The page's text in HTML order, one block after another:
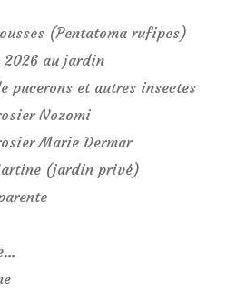
(Pentatoma rufipes)
2026 au jardin
pucerons et autres insectes
Nozomi
Marie Dermar
(jardin privé)